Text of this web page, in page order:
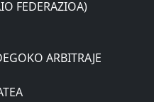
ARBITRAJE